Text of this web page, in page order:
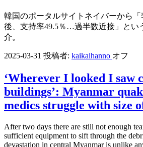
韓国のポータルサイトネイバーから
後、支持率49.5％…過半数近接」とい
介。
2025-03-31 投稿者: kaikaihanno オフ
‘Wherever I looked I saw
buildings’: Myanmar
medics struggle with size
After two days there are still not enough
sufficient equipment to sift through the
devastation in central Myanmar is unlike